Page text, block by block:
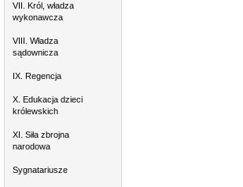
VII. Król, władza
wykonawcza
VIII. Władza
sądownicza
IX. Regencja
X. Edukacja dzieci
królewskich
XI. Siła zbrojna
narodowa
Sygnatariusze